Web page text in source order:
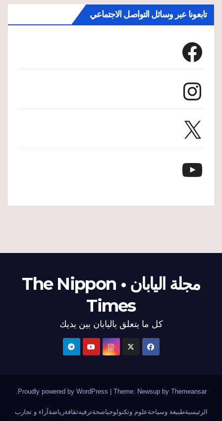
تابعونا عبر وسائل التواصل الاجتماعي
Facebook
Instagram
X
YouTube
مجلة اليابان • The Nippon
Times
كل ما يتعلق باليابان بين يديك
Proudly powered by WordPress Theme: Newsup by Themeansar
.
الرئيسيةطبيعة وسياحةعلوم وتكنولوجياصحةترفيهثقافةرياضةآراء و تجارب